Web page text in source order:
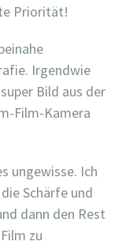
Priorität!
Irgendwie
Bild aus der
Film-Kamera
ungewisse. Ich
Schärfe und
dann den Rest
zu